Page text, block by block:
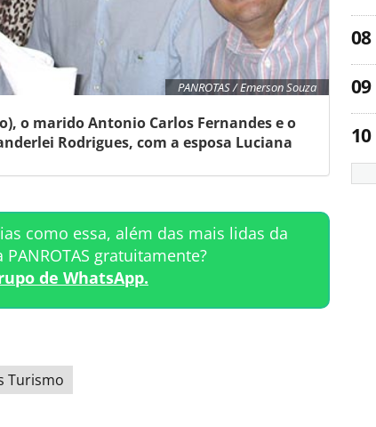
PANROTAS / Emerson Souza
o marido Antonio Carlos Fernandes e o
Rodrigues, com a esposa Luciana
como essa, além das mais lidas da
gratuitamente?
de WhatsApp.
Turismo